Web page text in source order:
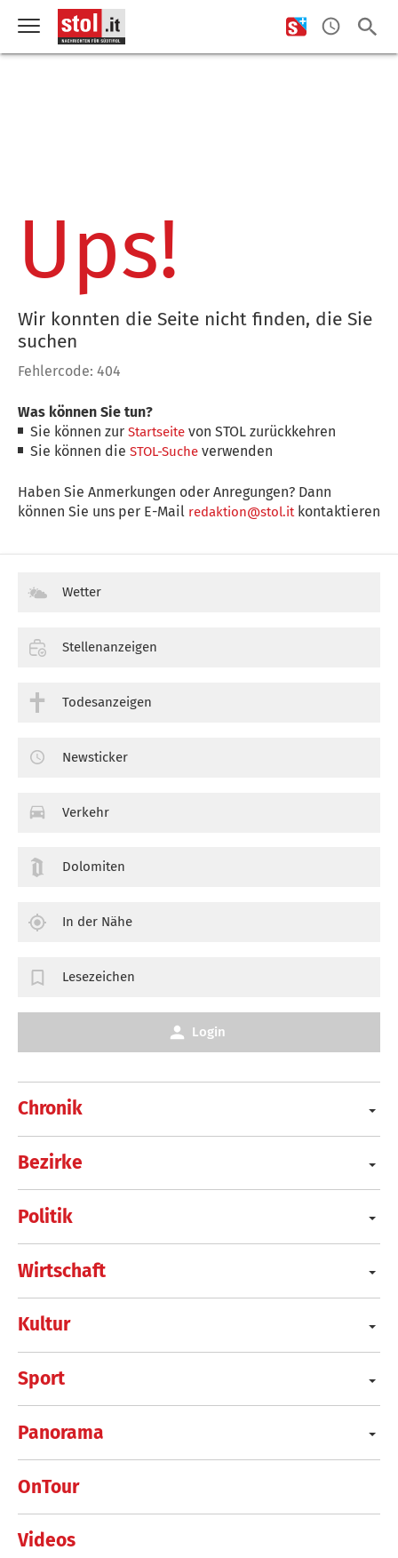
Ups!
Wir konnten die Seite nicht finden, die Sie
suchen
Fehlercode: 404
Was können Sie tun?
Sie können zurStartseite von STOL zurückkehren
Sie können dieSTOL-Suche verwenden
Haben Sie Anmerkungen oder Anregungen? Dann
können Sie uns per E-Mail redaktion@stol.itkontaktieren
Chronik
Bezirke
Politik
Wirtschaft
Kultur
Sport
Panorama
OnTour
Videos
Wetter
Stellenanzeigen
Todesanzeigen
Newsticker
Verkehr
Dolomiten
In der Nähe
Lesezeichen
Login